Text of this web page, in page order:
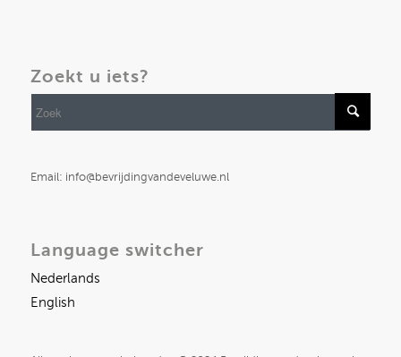
Zoekt u iets?
Email: info@bevrijdingvandeveluwe.nl
Language switcher
Nederlands
English